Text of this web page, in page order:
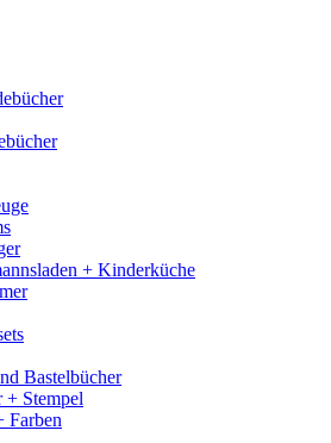
+ Kinderküche
Bastelbücher
+ Stempel
Farben